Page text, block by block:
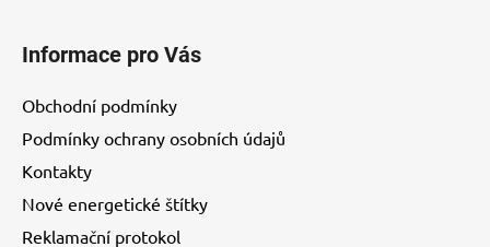
Informace pro Vás
Obchodní podmínky
Podmínky ochrany osobních údajů
Kontakty
Nové energetické štítky
Reklamační protokol